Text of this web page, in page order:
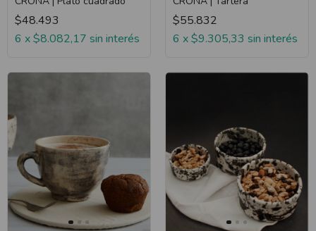
$48.493
6 x$8.082,17 sin interés
$55.832
6 x$9.305,33 sin interés